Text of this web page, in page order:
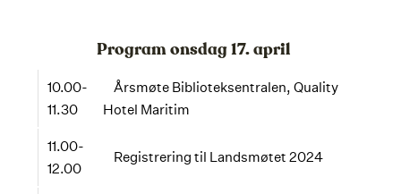
Program onsdag 17. april
10.00-
11.30
Årsmøte Biblioteksentralen, Quality
Hotel Maritim
11.00-
12.00
Registrering til Landsmøtet 2024